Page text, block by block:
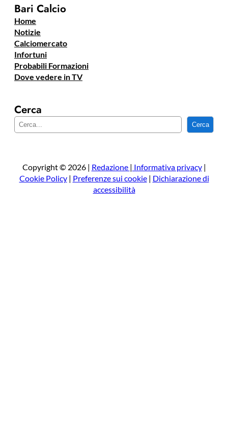
Bari Calcio
Home
Notizie
Calciomercato
Infortuni
Probabili Formazioni
Dove vedere in TV
Cerca
e
a
Cerca
Copyright © 2026 | Redazione | Informativa privacy|
Cookie Policy| Preferenze sui cookie| Dichiarazione di
accessibilità